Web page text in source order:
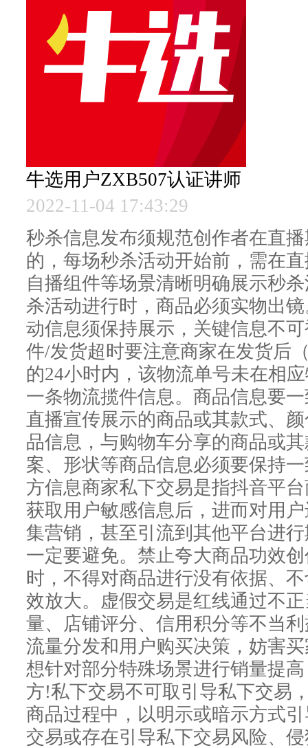
牛选用户ZXB507认证讲师
2022-11-04 17:43:29
秒杀信息发布须规范创作者在直
的，每场秒杀活动开始前，需在
自播组件等场景清晰明确展示秒
杀活动进行时，商品必须实物出
动信息须保持展示，关键信息不
件/发货超时要注意商家在发货后
的24小时内，该物流单号未在相
一条物流揽件信息。商品信息要
直播宣传展示的商品或其款式、
品信息，与购物车分享的商品或
案、形状等商品信息必须要保持
方信息商家私下交易是指抖音平
获取用户敏感信息后，进而对用
集营销，甚至引流到其他平台进
一定要避免。禁止夸大商品功效
时，不得对商品进行没有依据、
效放大。虚假交易是红线通过不
量、店铺评分、信用积分等不当
流量分发和用户购买决策，妨害
想针对部分特殊场景进行销量提
方!私下交易不可取引导私下交易
商品过程中，以明示或暗示方式
交易或存在引导私下交易风险、